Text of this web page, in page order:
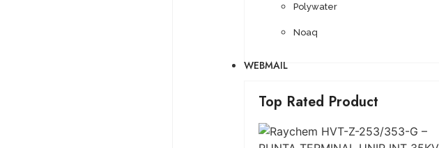
Polywater
Noaq
WEBMAIL
Top Rated Product